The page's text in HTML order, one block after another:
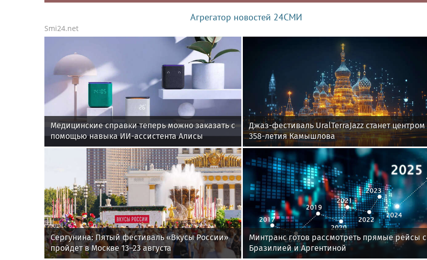
Агрегатор новостей 24СМИ
Smi24.net
Медицинские справки теперь можно заказать с
помощью навыка ИИ-ассистента Алисы
Джаз-фестиваль UralTerraJazz станет центром
358-летия Камышлова
Сергунина: Пятый фестиваль «Вкусы России»
пройдет в Москве 13–23 августа
Минтранс готов рассмотреть прямые рейсы с
Бразилией и Аргентиной